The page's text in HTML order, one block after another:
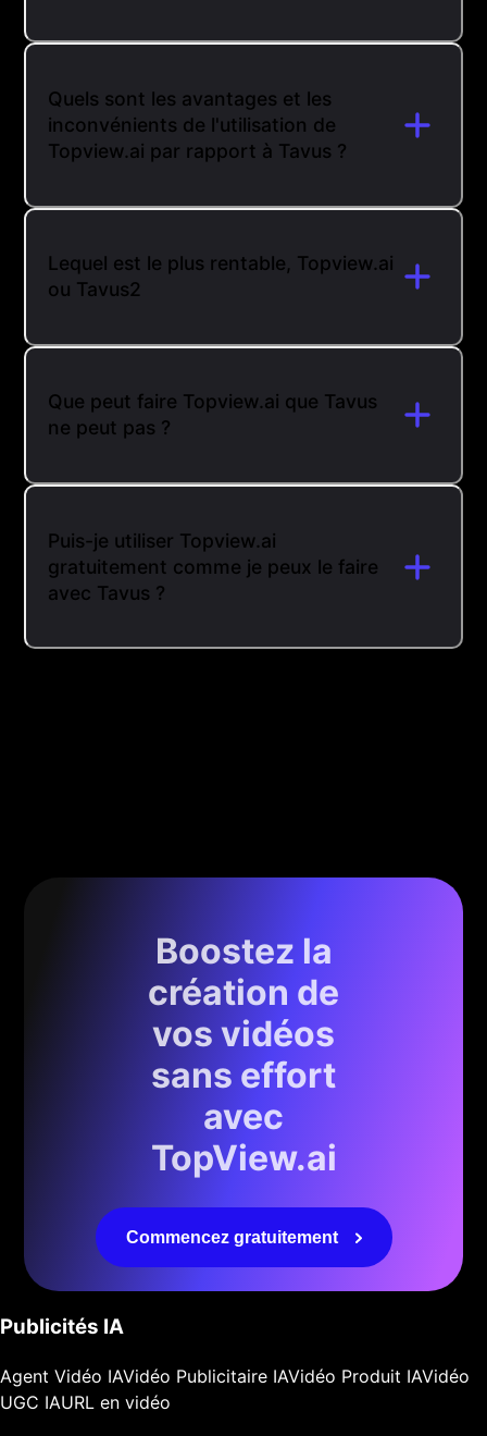
Quels sont les avantages et les
inconvénients de l'utilisation de
Topview.ai par rapport à Tavus ?
Lequel est le plus rentable, Topview.ai
ou Tavus2
Que peut faire Topview.ai que Tavus
ne peut pas ?
Puis-je utiliser Topview.ai
gratuitement comme je peux le faire
avec Tavus ?
Boostez la
création de
vos vidéos
sans effort
avec
TopView.ai
Commencez gratuitement
Publicités IA
Agent Vidéo IAVidéo Publicitaire IAVidéo Produit IAVidéo
UGC IAURL en vidéo